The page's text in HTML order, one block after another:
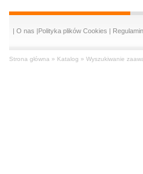
| O nas |Polityka plików Cookies |
Strona główna » Katalog » Wyszukiwanie